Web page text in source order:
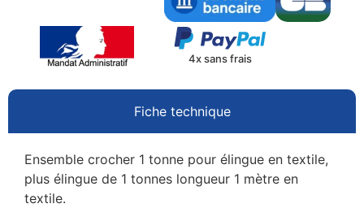
4x sans frais
Fiche technique
Ensemble crocher 1 tonne pour élingue en textile,
plus élingue de 1 tonnes longueur 1 mètre en
textile.